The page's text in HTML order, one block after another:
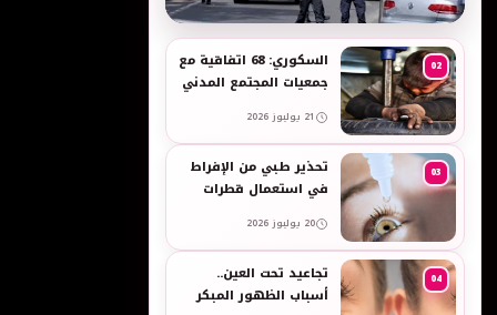
به
02
السكوري: 68 اتفاقية مع
جمعيات المجتمع المدني
والنساء في العمل
21 يوليوز 2026
03
تحذير طبي من الإفراط
في استعمال قطرات
المضيقة للأوعية
20 يوليوز 2026
04
تجاعيد تحت العين..
أسباب الظهور المبكر